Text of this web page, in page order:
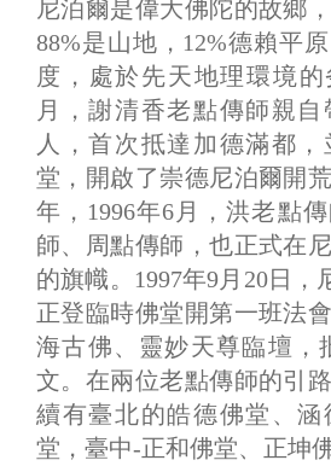
尼泊爾是偉大佛陀的故鄉
88%是山地，12%德賴平
度，處於先天地理環境的
月，謝清香老點傳師親自
人，首次抵達加德滿都
堂，開啟了崇德尼泊爾開
年，1996年6月，洪老點
師、周點傳師，也正式在
的旗幟。1997年9月20日，
正登臨時佛堂開第一班法
海古佛、靈妙天尊臨壇，
文。在兩位老點傳師的引
續有臺北的皓德佛堂、涵
堂，臺中-正和佛堂、正坤